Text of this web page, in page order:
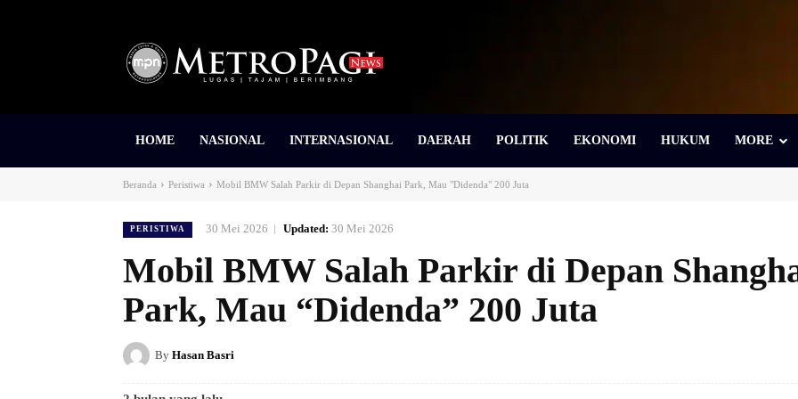
HOME NASIONAL INTERNASIONAL DAERAH POLITIK EKONOMI HUKUM MORE
Beranda Peristiwa Mobil BMW Salah Parkir di Depan Shanghai Park, Mau "Didenda" 200 Juta
PERISTIWA 30 Mei 2026 Updated: 30 Mei 2026
Mobil BMW Salah Parkir di Depan
Park, Mau “Didenda” 200 Juta
By Hasan Basri